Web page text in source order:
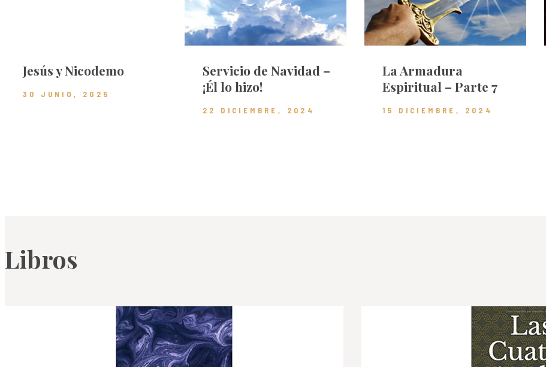
Jesús y Nicodemo
30 JUNIO, 2025
Servicio de Navidad –
¡Él lo hizo!
22 DICIEMBRE, 2024
La Armadura
Espiritual – Parte 7
15 DICIEMBRE, 2024
Libros